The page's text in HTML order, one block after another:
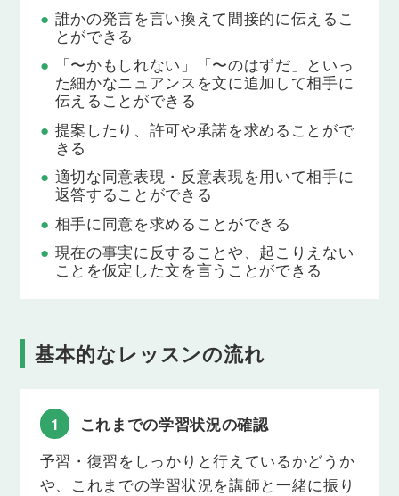
Lesson 13
動詞-ing形を使って未来について述べる表現
「～する予定です」「～することを望んでいます」
「〜することを楽しみにしています」のように、未
来の予定や希望について伝えられるようになりま
す。
Lesson 14
未来を表す受動態（肯定文・否定文・疑問文）
「その本は来月出版されるでしょう」のように、未
来において「～されるだろう」「～される予定だ」
と伝えたり、たずねることができるようになりま
す。
「クーポンを使うように助言しました」「休むこと
を提案しました」のように相手に何かを提案するこ
Lesson 16
suggest, recommend, might want to ~（提案）
「～をお勧めします」「～した方がいいでしょう」
といった様々な提案表現を使えるようになります。
誰かの発言を言い換えて間接的に伝えるこ
とができる
「〜かもしれない」「〜のはずだ」といっ
た細かなニュアンスを文に追加して相手に
伝えることができる
提案したり、許可や承諾を求めることがで
きる
適切な同意表現・反意表現を用いて相手に
返答することができる
相手に同意を求めることができる
現在の事実に反することや、起こりえない
ことを仮定した文を言うことができる
基本的なレッスンの流れ
1
これまでの学習状況の確認
予習・復習をしっかりと行えているかどうか
や、これまでの学習状況を講師と一緒に振り